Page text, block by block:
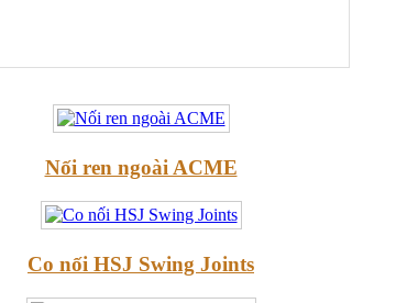
Nối ren ngoài ACME
Co nối HSJ Swing Joints